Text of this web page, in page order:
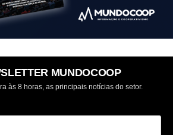
MUNDOCOOP
às 8 horas, as principais notícias do setor.